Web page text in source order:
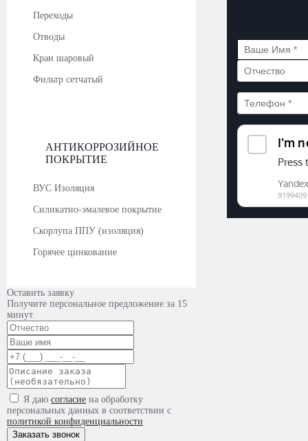
Переходы
Отводы
Кран шаровый
Фильтр сетчатый
АНТИКОРРОЗИЙНОЕ
ПОКРЫТИЕ
ВУС Изоляция
Силикатно-эмалевое покрытие
Скорлупа ППУ (изоляция)
Горячее цинкование
Оставить заявку
Получите персональное предложение за 15
минут
Я даю согласие на обработку
персональных данных в соответствии с
политикой конфиденциальности
Заказать звонок